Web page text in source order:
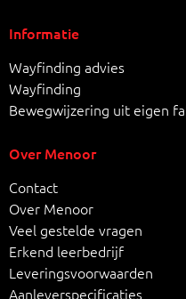
Informatie
Wayfinding advies
Wayfinding
Bewegwijzering uit eigen
Over Menoor
Contact
Over Menoor
Veel gestelde vragen
Erkend leerbedrijf
Leveringsvoorwaarden
Aanleverspecificaties